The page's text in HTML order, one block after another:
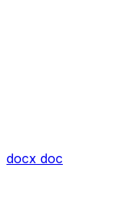
docx doc